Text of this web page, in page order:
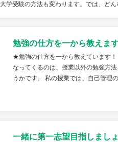
大学受験の方法も変わります。では、ど
勉強の仕方を一から教えます
★勉強の仕方を一から教えています
なってくるのは、授業以外の勉強方
うかです。 私の授業では、自己管理
一緒に第一志望目指しましょ